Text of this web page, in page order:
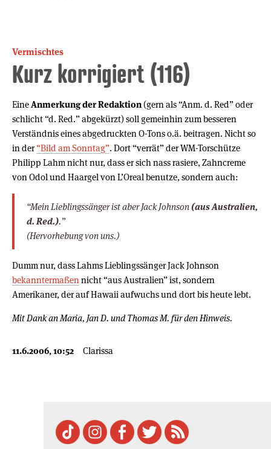
Vermischtes
Kurz korrigiert (116)
Eine Anmerkung der Redaktion (gern als “Anm. d. Red” oder
schlicht “d. Red.” abgekürzt) soll gemeinhin zum besseren
Verständnis eines abgedruckten O-Tons o.ä. beitragen. Nicht so
in der“Bild am Sonntag”. Dort “verrät” der WM-Torschütze
Philipp Lahm nicht nur, dass er sich nass rasiere, Zahncreme
von Odol und Haargel von L’Oreal benutze, sondern auch:
“Mein Lieblingssänger ist aber Jack Johnson (aus Australien,
d. Red.).”
(Hervorhebung von uns.)
Dumm nur, dass Lahms Lieblingssänger Jack Johnson
bekanntermaßen nicht “aus Australien” ist, sondern
Amerikaner, der auf Hawaii aufwuchs und dort bis heute lebt.
Mit Dank an Maria, Jan D. und Thomas M. für den Hinweis.
11.6.2006, 10:52 Clarissa